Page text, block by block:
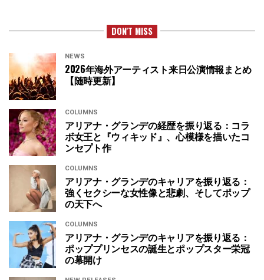
DON'T MISS
NEWS
2026年海外アーティスト来日公演情報まとめ
【随時更新】
COLUMNS
アリアナ・グランデの経歴を振り返る：コラ
ボ女王と『ウィキッド』、心模様を描いたコ
ンセプト作
COLUMNS
アリアナ・グランデのキャリアを振り返る：
強くセクシーな女性像と悲劇、そしてポップ
の天下へ
COLUMNS
アリアナ・グランデのキャリアを振り返る：
ポッププリンセスの誕生とポップスター栄冠
の幕開け